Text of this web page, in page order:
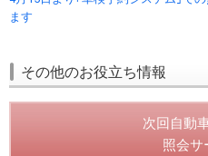
ます
その他のお役立ち情報
次回自動
照会サ